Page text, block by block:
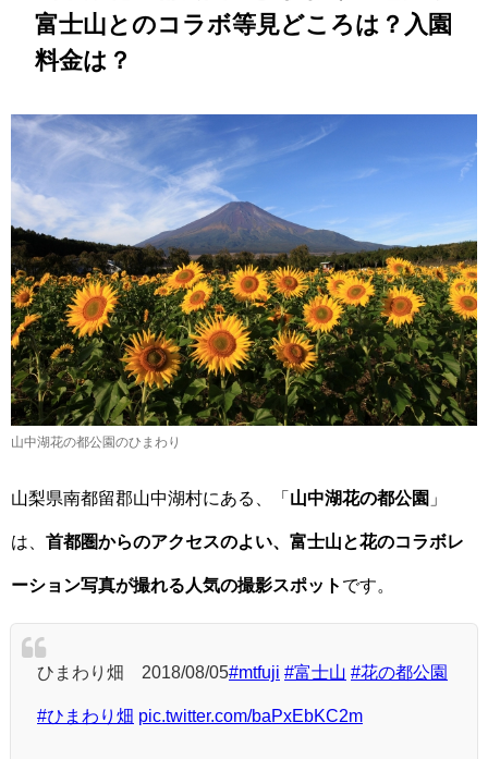
富士山とのコラボ等見どころは？入園
料金は？
山中湖花の都公園のひまわり
山梨県南都留郡山中湖村にある、「 山中湖花の都公園 」
は、 首都圏からのアクセスのよい、富士山と花のコラボレ
ーション写真が撮れる人気の撮影スポット です。
ひまわり畑 2018/08/05#mtfuji #富士山 #花の都公園
#ひまわり畑 pic.twitter.com/baPxEbKC2m